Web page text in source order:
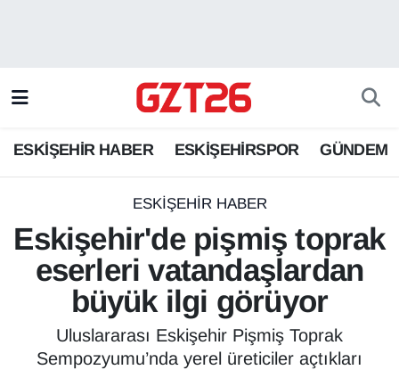
ESKİŞEHİR HABER ESKİŞEHİRSPOR GÜNDEM
ESKİŞEHİR HABER
Eskişehir'de pişmiş toprak
eserleri vatandaşlardan
büyük ilgi görüyor
Uluslararası Eskişehir Pişmiş Toprak
Sempozyumu’nda yerel üreticiler açtıkları
ESKİŞEHİRSPOR
GÜNDEM
Odunpazarı Trafik Yoğunluk Haritası
Süper Lig Puan Durumu ve Fikstür
Tüm Manşetler
Son Dakika Haberleri
Haber Arşivi